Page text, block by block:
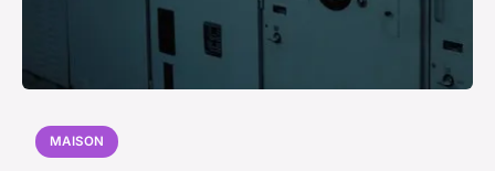
MAISON